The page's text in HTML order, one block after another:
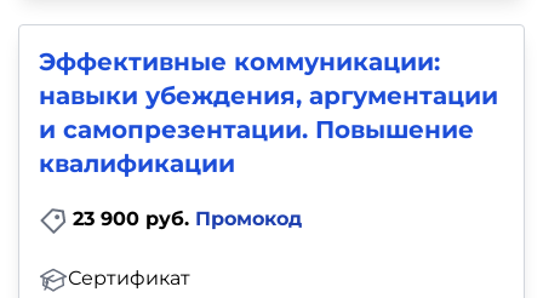
Эффективные коммуникации:
навыки убеждения, аргументации
и самопрезентации. Повышение
квалификации
23 900 руб. Промокод
Сертификат